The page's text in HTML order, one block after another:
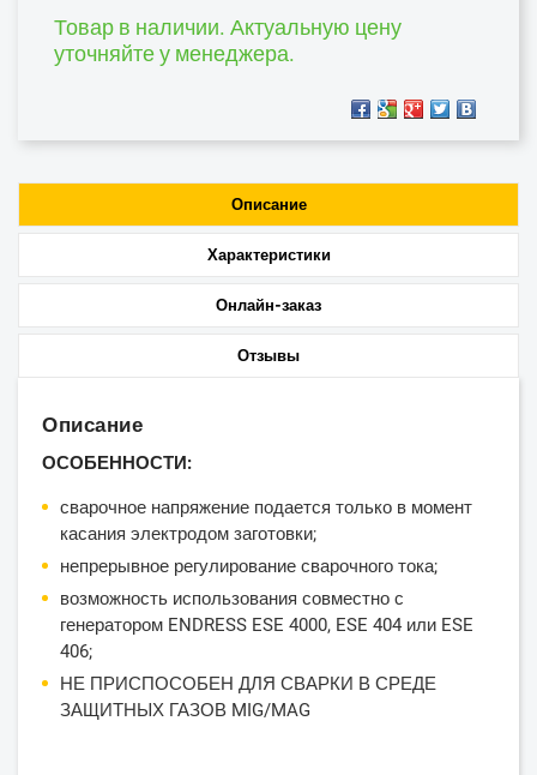
Товар в наличии. Актуальную цену
уточняйте у менеджера.
Описание
Характеристики
Онлайн-заказ
Отзывы
Описание
ОСОБЕННОСТИ:
сварочное напряжение подается только в момент
касания электродом заготовки;
непрерывное регулирование сварочного тока;
возможность использования совместно с
генератором ENDRESS ESE 4000, ESE 404 или ESE
406;
НЕ ПРИСПОСОБЕН ДЛЯ СВАРКИ В СРЕДЕ
ЗАЩИТНЫХ ГАЗОВ MIG/MAG